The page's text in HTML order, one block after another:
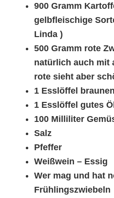
900 Gramm
gelbfleischige
Linda )
500 Gramm rote
natürlich auch mit
rote sieht aber
1 Esslöffel
1 Esslöffel gutes
100 Milliliter
Salz
Pfeffer
Weißwein – Essig
Wer mag und hat
Frühlingszwiebeln